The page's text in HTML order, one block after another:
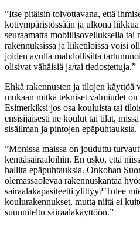
”Itse pitäisin toivottavana, että
kotiympäristössään ja ulkona liikkua
seuraamatta mobiilisovelluksella tai
rakennuksissa ja liiketiloissa voisi
joiden avulla mahdollisilta
olisivat vähäisiä ja/tai tiedostettuja.”
Ehkä rakennusten ja tilojen käyttöä
mukaan mitkä tekniset valmiudet on
Esimerkiksi jos osa kouluista tai
ensisijaisesti ne koulut tai tilat,
sisäilman ja pintojen epäpuhtauksia.
”Monissa maissa on jouduttu
kenttäsairaaloihin. En usko, että
hallita epäpuhtauksia. Onkohan
olemassaolevaa rakennuskantaa
sairaalakapasiteetti ylittyy? Tulee
koulurakennukset, mutta niitä ei
suunniteltu sairaalakäyttöön.”